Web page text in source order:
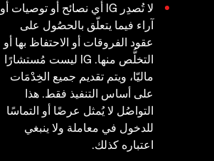
لا تُصدِر IG أي نصائح أو توصيات أو
آراء فيما يتعلّق بالحصُول على
عقود الفروقات أو الاحتفاظ بها أو
التخلُّص منها. IG ليست مُستشارًا
ماليّا، ويتم تقديم جميع الخِدْمَات
على أساس التنفيذ فقط. هذا
التواصُل لا يُمثل عرضًا أو التماسًا
للدخول في معاملة ولا ينبغي
اعتباره كذلك.